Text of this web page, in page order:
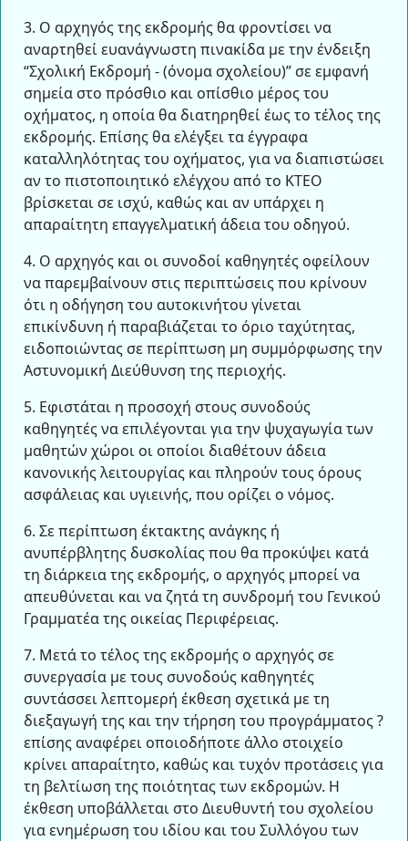
3. Ο αρχηγός της εκδρομής θα φροντίσει να
αναρτηθεί ευανάγνωστη πινακίδα με την ένδειξη
“Σχολική Εκδρομή - (όνομα σχολείου)” σε εμφανή
σημεία στο πρόσθιο και οπίσθιο μέρος του
οχήματος, η οποία θα διατηρηθεί έως το τέλος της
εκδρομής. Επίσης θα ελέγξει τα έγγραφα
καταλληλότητας του οχήματος, για να διαπιστώσει
αν το πιστοποιητικό ελέγχου από το ΚΤΕΟ
βρίσκεται σε ισχύ, καθώς και αν υπάρχει η
απαραίτητη επαγγελματική άδεια του οδηγού.
4. Ο αρχηγός και οι συνοδοί καθηγητές οφείλουν
να παρεμβαίνουν στις περιπτώσεις που κρίνουν
ότι η οδήγηση του αυτοκινήτου γίνεται
επικίνδυνη ή παραβιάζεται το όριο ταχύτητας,
ειδοποιώντας σε περίπτωση μη συμμόρφωσης την
Αστυνομική Διεύθυνση της περιοχής.
5. Εφιστάται η προσοχή στους συνοδούς
καθηγητές να επιλέγονται για την ψυχαγωγία των
μαθητών χώροι οι οποίοι διαθέτουν άδεια
κανονικής λειτουργίας και πληρούν τους όρους
ασφάλειας και υγιεινής, που ορίζει ο νόμος.
6. Σε περίπτωση έκτακτης ανάγκης ή
ανυπέρβλητης δυσκολίας που θα προκύψει κατά
τη διάρκεια της εκδρομής, ο αρχηγός μπορεί να
απευθύνεται και να ζητά τη συνδρομή του Γενικού
Γραμματέα της οικείας Περιφέρειας.
7. Μετά το τέλος της εκδρομής ο αρχηγός σε
συνεργασία με τους συνοδούς καθηγητές
συντάσσει λεπτομερή έκθεση σχετικά με τη
διεξαγωγή της και την τήρηση του προγράμματος ?
επίσης αναφέρει οποιοδήποτε άλλο στοιχείο
κρίνει απαραίτητο, καθώς και τυχόν προτάσεις για
τη βελτίωση της ποιότητας των εκδρομών. Η
έκθεση υποβάλλεται στο Διευθυντή του σχολείου
για ενημέρωση του ιδίου και του Συλλόγου των